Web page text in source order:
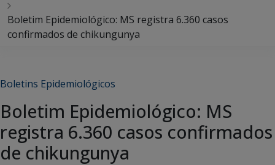
Boletim Epidemiológico: MS registra 6.360 casos
confirmados de chikungunya
Boletins Epidemiológicos
Boletim Epidemiológico: MS
registra 6.360 casos confirmados
de chikungunya